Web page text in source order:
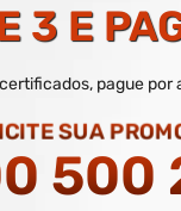
Cursos
Área
Livre de
3 E
pague por
SUA
500